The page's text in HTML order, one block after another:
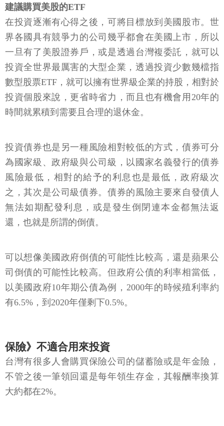
建議購買美股的ETF
在投資逐漸有心得之後，可將目標放到美國股市。世
界各國具有競爭力的公司幾乎都會在美國上市，所以
一旦有了美股證券戶，或是透過台灣複委託，就可以
投資全世界最厲害的大型企業，透過投資少數幾檔指
數型股票ETF，就可以擁有世界級企業的持股，相對於
投資個股來說，更省時省力，而且也有機會用20年的
時間就累積到需要且合理的退休金。
投資債券也是另一種風險相對較低的方式，債券可分
為國家級、政府級與公司級，以國家名義發行的債券
風險最低，相對的給予的利息也是最低，政府級次
之，其次是公司級債券。債券的風險主要來自發債人
無法如期配發利息，或是發生倒閉連本金都無法返
還，也就是所謂的倒債。
可以想像美國政府倒債的可能性比較高，還是蘋果公
司倒債的可能性比較高。但政府公債的利率相當低，
以美國政府10年期公債為例，2000年的時候殖利率約
有6.5%，到2020年僅剩下0.5%。
保險》不適合用來投資
台灣有很多人會購買保險公司的儲蓄險或是年金險，
不管之後一筆領回還是每年領生存金，其報酬率換算
大約都在2%。